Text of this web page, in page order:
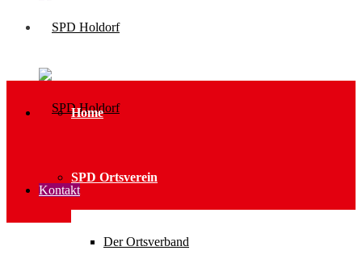
Home
SPD Ortsverein
Der Ortsverband
Kontakt